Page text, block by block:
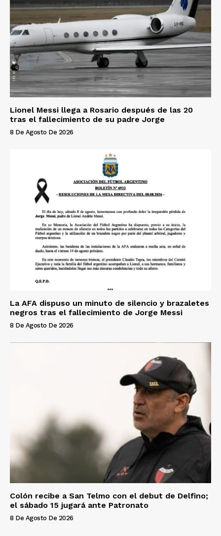
Lionel Messi llega a Rosario después de las 20
tras el fallecimiento de su padre Jorge
8 De Agosto De 2026
La AFA dispuso un minuto de silencio y brazaletes
negros tras el fallecimiento de Jorge Messi
8 De Agosto De 2026
Colón recibe a San Telmo con el debut de Delfino;
el sábado 15 jugará ante Patronato
8 De Agosto De 2026